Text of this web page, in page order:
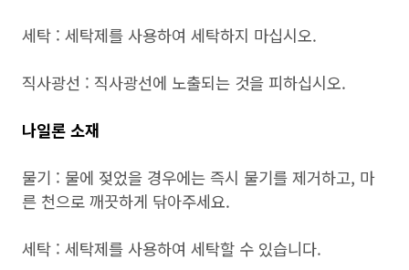
세탁 : 세탁제를 사용하여 세탁하지 마십시오.
직사광선 : 직사광선에 노출되는 것을 피하십시오.
나일론 소재
물기 : 물에 젖었을 경우에는 즉시 물기를 제거하고, 마
른 천으로 깨끗하게 닦아주세요.
세탁 : 세탁제를 사용하여 세탁할 수 있습니다.